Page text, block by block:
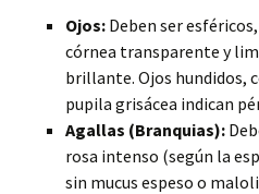
Ojos: Deben ser
córnea transparente y
brillante. Ojos hundidos,
pupila grisácea indican
Agallas (Branquias):
rosa intenso (según la
sin mucus espeso o